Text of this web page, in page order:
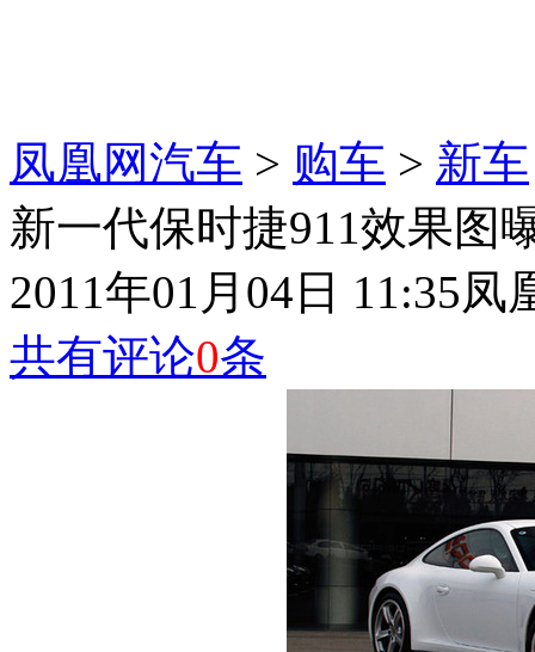
凤凰网汽车 > 购车 > 新车
新一代保时捷911效果图
2011年01月04日 11:35凤
共有评论0条